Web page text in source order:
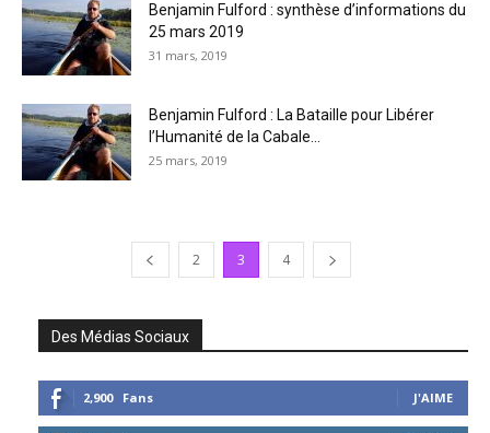
Benjamin Fulford : synthèse d’informations du
25 mars 2019
31 mars, 2019
Benjamin Fulford : La Bataille pour Libérer
l’Humanité de la Cabale...
25 mars, 2019
2 3 4
Des Médias Sociaux
2,900 Fans J'AIME